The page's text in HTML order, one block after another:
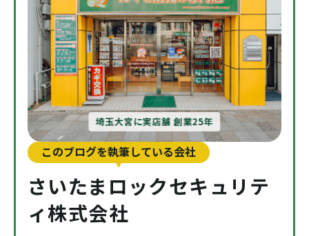
埼玉大宮に実店舗 創業25年
このブログを執筆している会社
さいたまロックセキュリテ
ィ株式会社